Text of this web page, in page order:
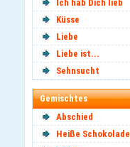
Ich hab Dich lieb
Küsse
Liebe
Liebe ist...
Sehnsucht
Gemischtes
Abschied
Heiße Schokolade